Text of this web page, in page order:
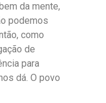
da mente,
podemos
como
de
para
dá. O povo